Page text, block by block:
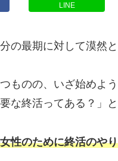
LINE
の最期に対して漠然
ものの、いざ始めよ
な終活ってある？」
性のために終活のや